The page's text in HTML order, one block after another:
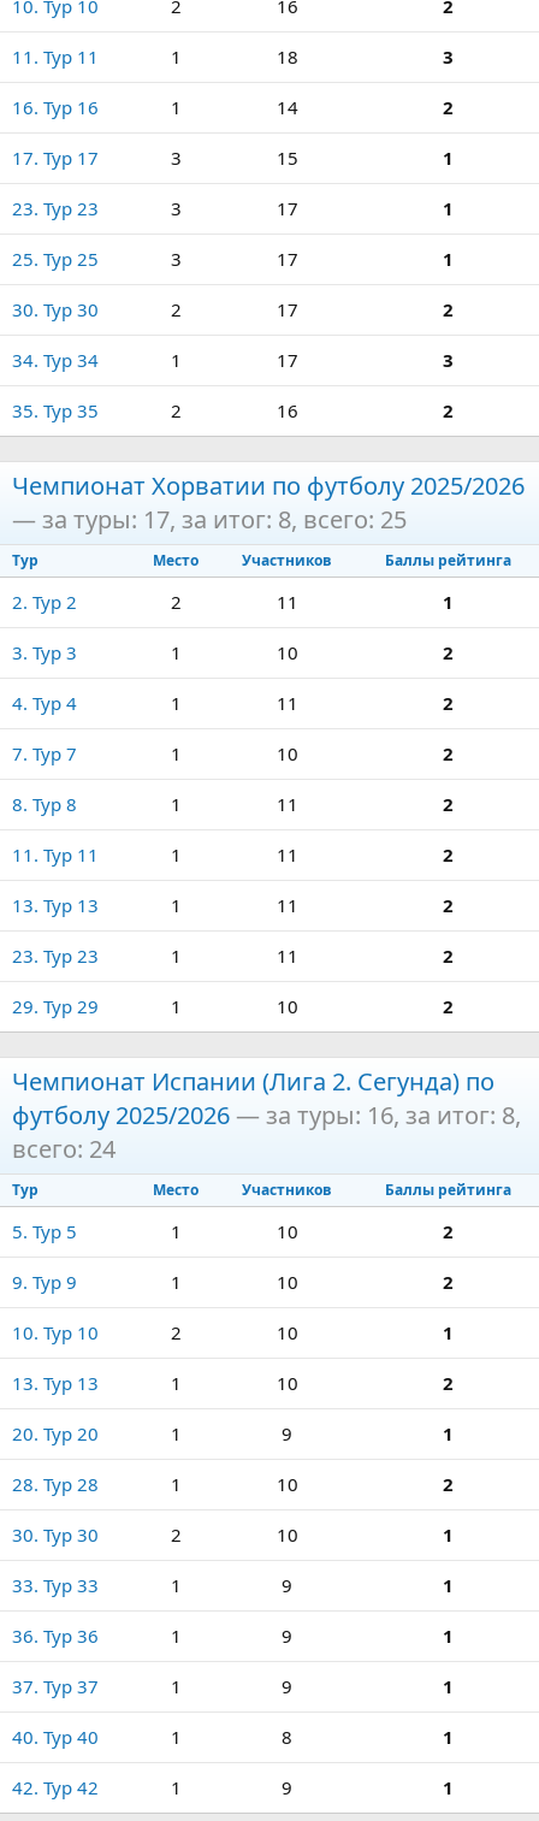
10. Тур 10 2 16 2
11. Тур 11 1 18 3
16. Тур 16 1 14 2
17. Тур 17 3 15 1
23. Тур 23 3 17 1
25. Тур 25 3 17 1
30. Тур 30 2 17 2
34. Тур 34 1 17 3
35. Тур 35 2 16 2
Чемпионат Хорватии по футболу 2025/2026
— за туры: 17, за итог: 8, всего: 25
Тур Место Участников Баллы рейтинга
2. Тур 2 2 11 1
3. Тур 3 1 10 2
4. Тур 4 1 11 2
7. Тур 7 1 10 2
8. Тур 8 1 11 2
11. Тур 11 1 11 2
13. Тур 13 1 11 2
23. Тур 23 1 11 2
29. Тур 29 1 10 2
Чемпионат Испании (Лига 2. Сегунда) по
футболу 2025/2026— за туры: 16, за итог: 8,
всего: 24
Тур Место Участников Баллы рейтинга
5. Тур 5 1 10 2
9. Тур 9 1 10 2
10. Тур 10 2 10 1
13. Тур 13 1 10 2
20. Тур 20 1 9 1
28. Тур 28 1 10 2
30. Тур 30 2 10 1
33. Тур 33 1 9 1
36. Тур 36 1 9 1
37. Тур 37 1 9 1
40. Тур 40 1 8 1
42. Тур 42 1 9 1